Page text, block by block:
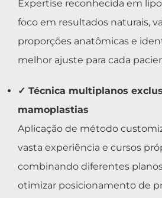
Expertise reconhecida em
foco em resultados naturais,
proporções anatômicas e
melhor ajuste para cada
✓ Técnica multiplanos
mamoplastias
Aplicação de método
vasta experiência e cursos
combinando diferentes
otimizar posicionamento de